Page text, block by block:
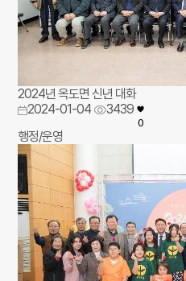
2024년 옥도면 신년 대화
2024-01-04
3439
0
행정/운영